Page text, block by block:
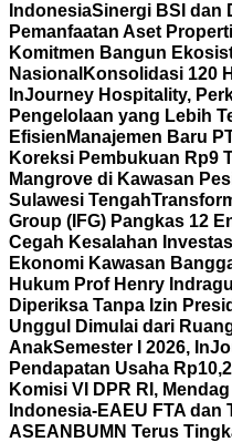
IndonesiaSinergi BSI dan
Pemanfaatan Aset Properti
Komitmen Bangun
Nasional Konsolidasi 120
InJourney Hospitality,
Pengelolaan yang Lebih
Efisien Manajemen Baru
Koreksi Pembukuan Rp9
Mangrove di Kawasan
Sulawesi Tengah
Group (IFG) Pangkas 12
Cegah Kesalahan
Ekonomi Kawasan
Hukum Prof Henry
Diperiksa Tanpa Izin
Unggul Dimulai dari
AnakSemester I 2026,
Pendapatan Usaha
Komisi VI DPR RI,
Indonesia-EAEU FTA
ASEAN BUMN Terus